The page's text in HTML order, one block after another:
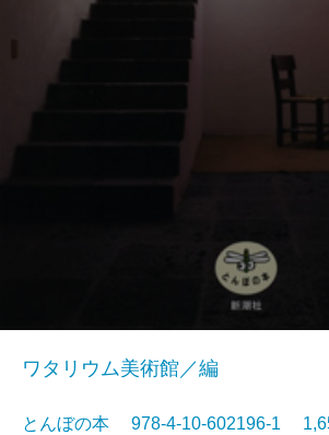
ワタリウム美術館／編
とんぼの本 978-4-10-602196-1